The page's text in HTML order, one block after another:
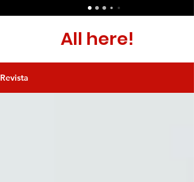
All here!
Revista